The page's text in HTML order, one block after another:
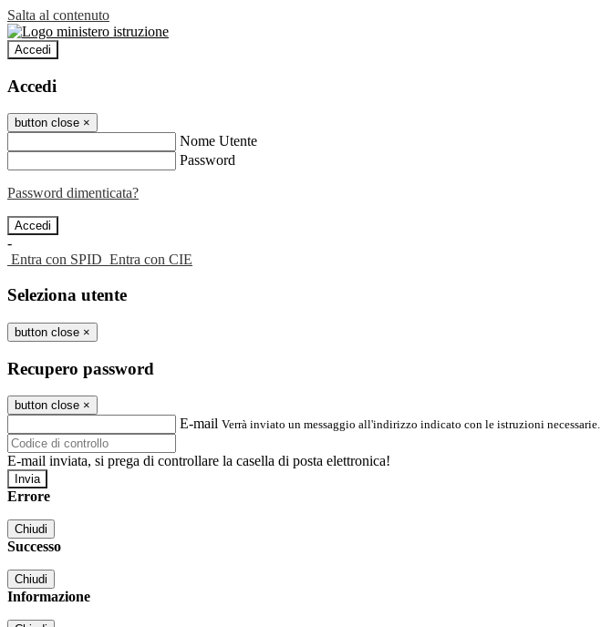
Salta al contenuto
Accedi
Accedi
button close ×
Nome Utente
Password
Password dimenticata?
-
Entra con SPID Entra con CIE
Seleziona utente
button close ×
Recupero password
button close ×
E-mail Verrà inviato un messaggio all'indirizzo indicato con le istruzioni necessarie.
E-mail inviata, si prega di controllare la casella di posta elettronica!
Errore
Chiudi
Successo
Chiudi
Informazione